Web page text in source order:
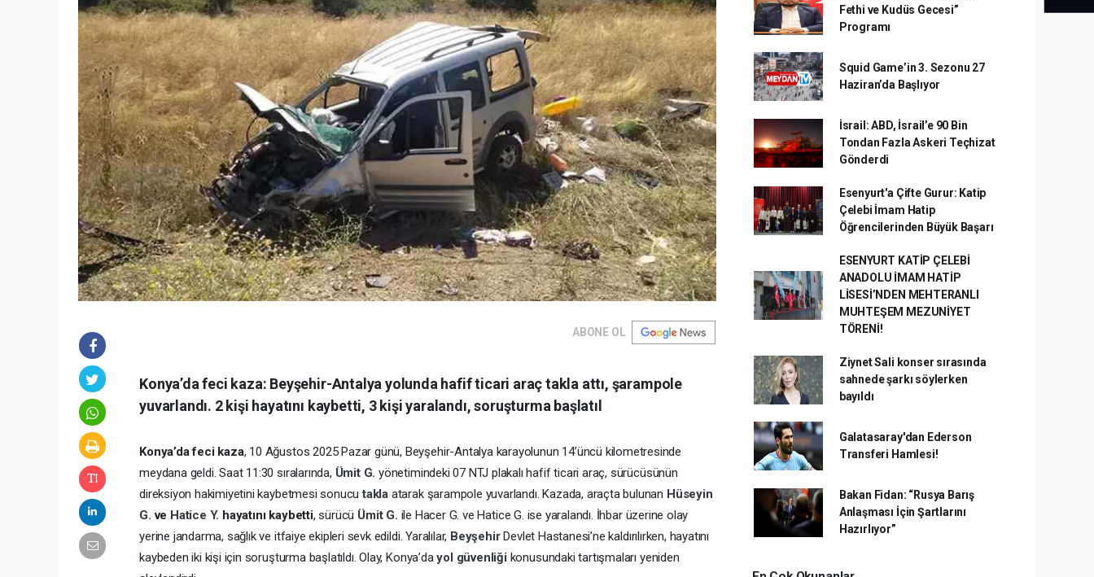
ABONE OL
Konya’da feci kaza: Beyşehir-Antalya yolunda hafif ticari araç takla attı, şarampole
yuvarlandı. 2 kişi hayatını kaybetti, 3 kişi yaralandı, soruşturma başlatıl
Konya’da feci kaza, 10 Ağustos 2025 Pazar günü, Beyşehir-Antalya karayolunun 14’üncü kilometresinde
meydana geldi. Saat 11:30 sıralarında, Ümit G.yönetimindeki 07 NTJ plakalı hafif ticari araç, sürücüsünün
direksiyon hakimiyetini kaybetmesi sonucutakla atarak şarampole yuvarlandı. Kazada, araçta bulunan Hüseyin
G.ve Hatice Y. hayatını kaybetti, sürücü Ümit G. ile Hacer G. ve Hatice G. ise yaralandı. İhbar üzerine olay
yerine jandarma, sağlık ve itfaiye ekipleri sevk edildi. Yaralılar, BeyşehirDevlet Hastanesi’ne kaldırılırken, hayatını
kaybeden iki kişi için soruşturma başlatıldı. Olay, Konya’dayol güvenliği konusundaki tartışmaları yeniden
Fethi ve Kudüs Gecesi”
Programı
Squid Game’in 3. Sezonu 27
Haziran’da Başlıyor
İsrail: ABD, İsrail’e 90 Bin
Tondan Fazla Askeri Teçhizat
Gönderdi
Esenyurt'a Çifte Gurur: Katip
Çelebi İmam Hatip
Öğrencilerinden Büyük Başarı
ESENYURT KATİP ÇELEBİ
ANADOLU İMAM HATİP
LİSESİ’NDEN MEHTERANLI
MUHTEŞEM MEZUNİYET
TÖRENİ!
Ziynet Sali konser sırasında
sahnede şarkı söylerken
bayıldı
Galatasaray'dan Ederson
Transferi Hamlesi!
Bakan Fidan: “Rusya Barış
Anlaşması İçin Şartlarını
Hazırlıyor”